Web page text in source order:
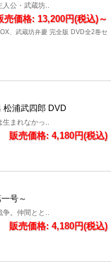
公・武蔵坊..
売価格: 13,200円(税込)～
、武蔵坊弁慶 完全版 DVD全2巻セ
松浦武四郎 DVD
まれなかっ..
販売価格: 4,180円(税込)
号～
。仲間とと..
販売価格: 4,180円(税込)